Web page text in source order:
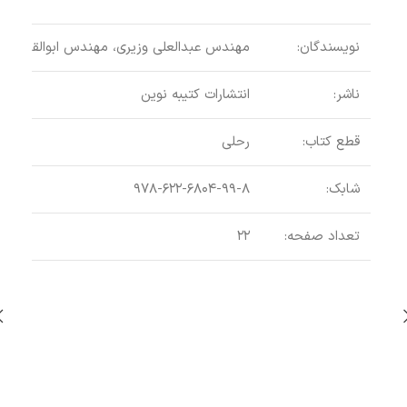
نویسندگان: مهندس عبدالعلی وزیری، مهندس ابوالقاسم
ناشر: انتشارات کتیبه نوین
قطع کتاب: رحلی
شابک: ۹۷۸-۶۲۲-۶۸۰۴-۹۹-۸
تعداد صفحه: ۲۲